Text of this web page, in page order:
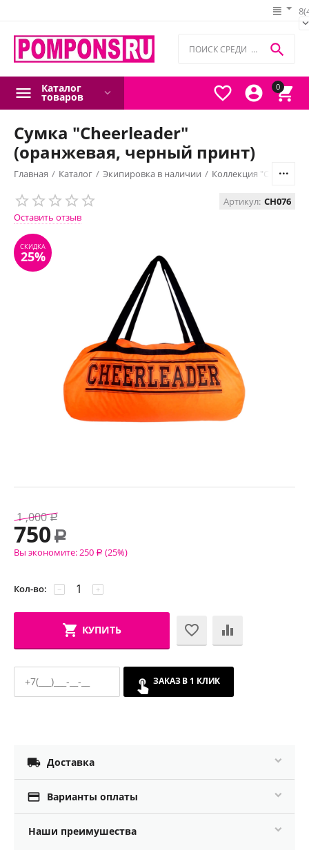
0




Каталог
товаров
Сумка "Cheerleader"
(оранжевая, черный принт)
Главная / Каталог / Экипировка в наличии / Коллекция
Оставить отзыв
Артикул: CH076
СКИДКА
25%
1 ,000 Р
750 Р
Вы экономите: 250 Р (25%)
Кол-во: +
−
КУПИТЬ
ЗАКАЗ В 1 КЛИК
 Доставка
 Варианты оплаты
Наши преимушества